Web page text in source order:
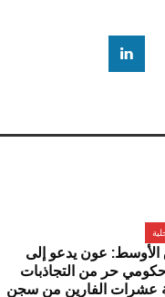
عون يدعو إلى
حر من التجاذبات
عشرات الفارين من سجن